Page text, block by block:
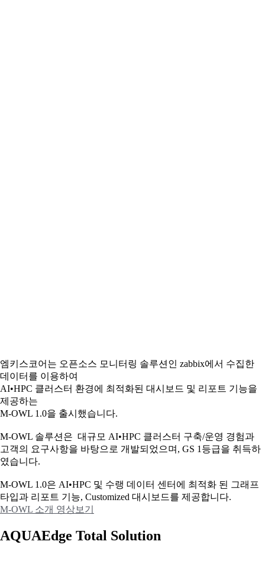
엠키스코어는 오픈소스 모니터링 솔루션인 zabbix에서 수집한
데이터를 이용하여
AI•HPC 클러스터 환경에 최적화된 대시보드 및 리포트 기능을
제공하는
M-OWL 1.0을 출시했습니다.
M-OWL 솔루션은 대규모 AI•HPC 클러스터 구축/운영 경험과
고객의 요구사항을 바탕으로 개발되었으며, GS 1등급을 취득하
였습니다.
M-OWL 1.0은 AI•HPC 및 수랭 데이터 센터에 최적화 된 그래프
타입과 리포트 기능, Customized 대시보드를 제공합니다.
M-OWL 소개 영상보기
AQUAEdge Total Solution